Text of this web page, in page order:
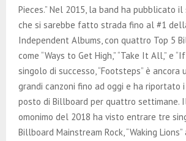
Pieces.” Nel 2015, la band ha pubblicato il
che si sarebbe fatto strada fino al #1
Independent Albums, con quattro Top 5
come “Ways to Get High,” “Take It All,” e
singolo di successo, “Footsteps” è ancora
grandi canzoni fino ad oggi e ha riportato
posto di Billboard per quattro settimane.
omonimo del 2018 ha visto entrare tre
Billboard Mainstream Rock, “Waking Lions”